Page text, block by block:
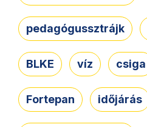
pedagógussztrájk
BLKE víz csiga
Fortepan időjárás